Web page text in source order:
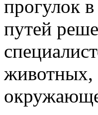
прогулок
путей
животных,